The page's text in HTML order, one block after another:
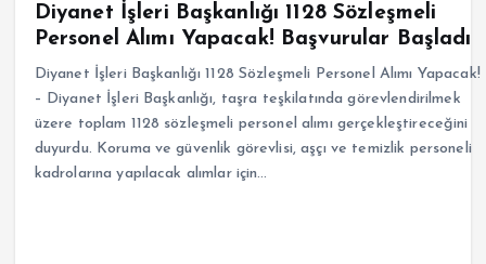
Diyanet İşleri Başkanlığı 1128 Sözleşmeli
Personel Alımı Yapacak! Başvurular Başladı
Diyanet İşleri Başkanlığı 1128 Sözleşmeli Personel Alımı Yapacak!
– Diyanet İşleri Başkanlığı, taşra teşkilatında görevlendirilmek
üzere toplam 1128 sözleşmeli personel alımı gerçekleştireceğini
duyurdu. Koruma ve güvenlik görevlisi, aşçı ve temizlik personeli
kadrolarına yapılacak alımlar için…